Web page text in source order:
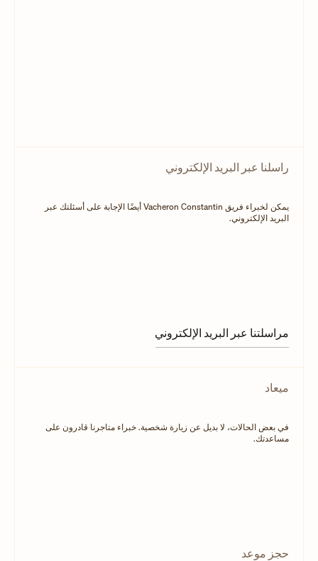
راسلنا عبر البريد الإلكتروني
يمكن لخبراء فريق Vacheron Constantin أيضًا الإجابة على أسئلتك عبر
البريد الإلكتروني.
مراسلتنا عبر البريد الإلكتروني
ميعاد
في بعض الحالات، لا بديل عن زيارة شخصية. خبراء متاجرنا قادرون على
مساعدتك.
حجز موعد